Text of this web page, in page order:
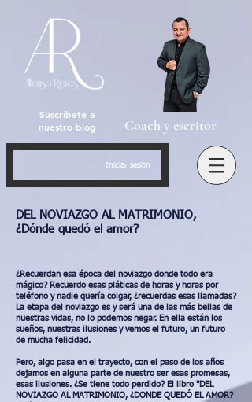
Suscríbete a
nuestro blog
Coach y escritor
Iniciar sesión
DEL NOVIAZGO AL MATRIMONIO,
¿Dónde quedó el amor?
¿Recuerdan esa época del noviazgo donde todo era
mágico? Recuerdo esas pláticas de horas y horas por
teléfono y nadie quería colgar, ¿recuerdas esas llamadas?
La etapa del noviazgo es y será una de las más bellas de
nuestras vidas, no lo podemos negar. En ella están los
sueños, nuestras ilusiones y vemos el futuro, un futuro
de mucha felicidad.
Pero, algo pasa en el trayecto, con el paso de los años
dejamos en alguna parte de nuestro ser esas promesas,
esas ilusiones. ¿Se tiene todo perdido? El libro "DEL
NOVIAZGO AL MATRIMONIO, ¿DONDE QUEDÓ EL AMOR?